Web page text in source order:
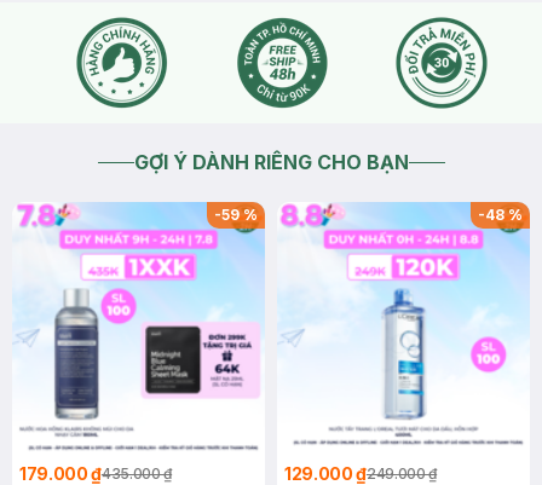
GỢI Ý DÀNH RIÊNG CHO BẠN
-59%
179.000 ₫435.000 ₫
-48%
129.000 ₫249.000 ₫